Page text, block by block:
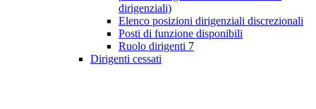
dirigenziali)
Elenco posizioni dirigenziali discrezionali
Posti di funzione disponibili
Ruolo dirigenti 7
Dirigenti cessati